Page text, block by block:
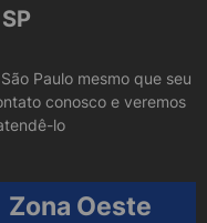
Paulo mesmo que seu
conosco e veremos
lo
Zona Oeste